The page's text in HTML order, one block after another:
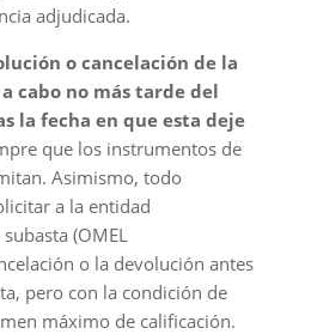
adjudicada.
o cancelación de la
cabo no más tarde del
la fecha en que esta deje
que los instrumentos de
Asimismo, todo
a la entidad
(OMEL
o la devolución antes
pero con la condición de
máximo de calificación.